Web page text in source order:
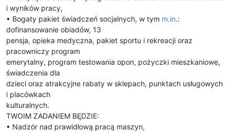
i wyników pracy,
• Bogaty pakiet świadczeń socjalnych, w tym m.in.:
dofinansowanie obiadów, 13
pensja, opieka medyczna, pakiet sportu i rekreacji oraz
pracowniczy program
emerytalny, program testowania opon, pożyczki mieszkaniowe,
świadczenia dla
dzieci oraz atrakcyjne rabaty w sklepach, punktach usługowych
i placówkach
kulturalnych.
TWOIM ZADANIEM BĘDZIE:
• Nadzór nad prawidłową pracą maszyn,